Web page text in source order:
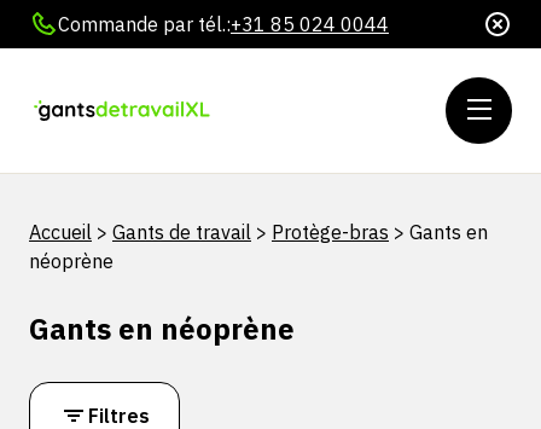
Commande par tél.:+31 85 024 0044
Accueil > Gants de travail > Protège-bras > Gants en
néoprène
Gants en néoprène
Filtres